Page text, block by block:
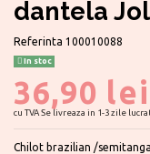
dantela
Referinta 100010088
In stoc
36,90 lei
cu TVASe livreaza in 1-3 zile
Chilot brazilian /